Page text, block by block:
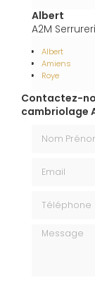
Albert
A2M
Albert
Amiens
Roye
Contactez-
cambriolage
Message